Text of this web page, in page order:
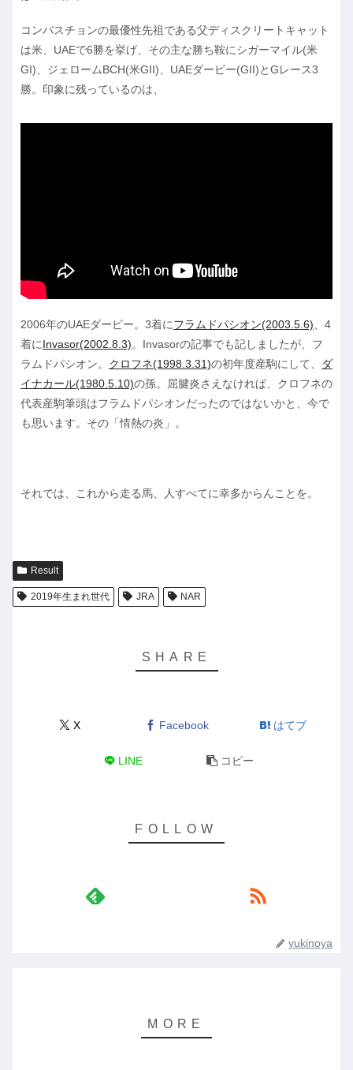
コンバスチョンの最優性先祖である父ディスクリートキャット
は米、UAEで6勝を挙げ、その主な勝ち鞍にシガーマイル(米
GI)、ジェロームBCH(米GII)、UAEダービー(GII)とGレース3
勝。印象に残っているのは、
2006年のUAEダービー。3着にフラムドパシオン(2003.5.6) 、4
着にInvasor(2002.8.3)。Invasorの記事でも記しましたが、フ
ラムドパシオン。 クロフネ(1998.3.31)の初年度産駒にして、
ダ
イナカール(1980.5.10)の孫。屈腱炎さえなければ、クロフネの
代表産駒筆頭はフラムドパシオンだったのではないかと、今で
も思います。その「情熱の炎」。
それでは、これから走る馬、人すべてに幸多からんことを。
Result
2019年生まれ世代 JRA NAR
X Facebook はてブ
LINE コピー
yukinoya